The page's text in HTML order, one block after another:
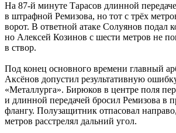
На 87-й минуте Тарасов длинной
в штрафной Ремизова, но тот с трёх
ворот. В ответной атаке Солуянов подал
но Алексей Козинов с шести метров не
в створ.
Под конец основного времени главный
Аксёнов допустил результативную
«Металлурга». Бирюков в центре поля
и длинной передачей бросил Ремизова в
флангу. Полузащитник отпасовал
метров расстрелял дальний угол.